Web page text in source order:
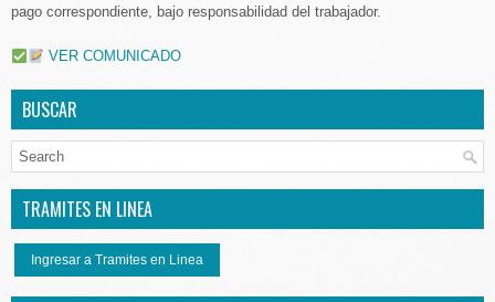
pago correspondiente, bajo responsabilidad del trabajador.
VER COMUNICADO
BUSCAR
TRAMITES EN LINEA
Ingresar a Tramites en Linea